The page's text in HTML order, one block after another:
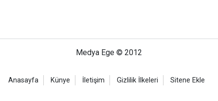
Medya Ege © 2012
Anasayfa Künye İletişim Gizlilik İlkeleri Sitene Ekle